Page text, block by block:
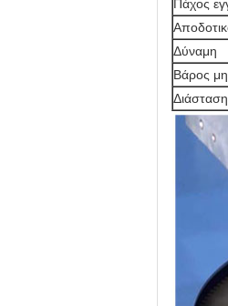
Πάχος
Δύναμη
Βάρος